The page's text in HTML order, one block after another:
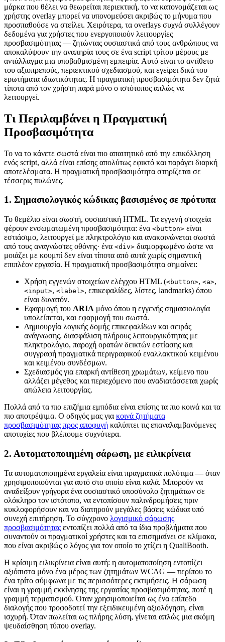
μάρκα που θέλει να θεωρείται περιεκτική, το να κατονομάζεται ως
χρήστης overlay μπορεί να υπονομεύσει ακριβώς το μήνυμα που
προσπαθούσε να στείλει. Χειρότερα, τα overlays συχνά συλλέγουν
δεδομένα για χρήστες που ενεργοποιούν λειτουργίες
προσβασιμότητας — ζητώντας ουσιαστικά από τους ανθρώπους να
αποκαλύψουν την αναπηρία τους σε ένα script τρίτου μέρους με
αντάλλαγμα μια υποβαθμισμένη εμπειρία. Αυτό είναι το αντίθετο
του αξιοπρεπούς, περιεκτικού σχεδιασμού, και εγείρει δικά του
ερωτήματα ιδιωτικότητας. Η πραγματική προσβασιμότητα δεν ζητά
τίποτα από τον χρήστη παρά μόνο ο ιστότοπος απλώς να
λειτουργεί.
Τι Περιλαμβάνει η Πραγματική
Προσβασιμότητα
Το να το κάνετε σωστά είναι πιο απαιτητικό από την επικόλληση
ενός script, αλλά είναι επίσης απολύτως εφικτό και παράγει διαρκή
αποτελέσματα. Η πραγματική προσβασιμότητα στηρίζεται σε
τέσσερις πυλώνες.
1. Σημασιολογικός κώδικας βασισμένος σε πρότυπα
Το θεμέλιο είναι σωστή, ουσιαστική HTML. Τα εγγενή στοιχεία
φέρουν ενσωματωμένη προσβασιμότητα: ένα <button> είναι
εστιάσιμο, λειτουργεί με πληκτρολόγιο και ανακοινώνεται σωστά
από τους αναγνώστες οθόνης· ένα <div> διαμορφωμένο ώστε να
μοιάζει με κουμπί δεν είναι τίποτα από αυτά χωρίς σημαντική
επιπλέον εργασία. Η πραγματική προσβασιμότητα σημαίνει:
Χρήση εγγενών στοιχείων ελέγχου HTML (<button>, <a>,
<input>, <label>, επικεφαλίδες, λίστες, landmarks) όπου
είναι δυνατόν.
Εφαρμογή του ARIA μόνο όπου η εγγενής σημασιολογία
υπολείπεται, και εφαρμογή του σωστά.
Δημιουργία λογικής δομής επικεφαλίδων και σειράς
ανάγνωσης, διασφάλιση πλήρους λειτουργικότητας με
πληκτρολόγιο, παροχή ορατών δεικτών εστίασης και
συγγραφή πραγματικά περιγραφικού εναλλακτικού κειμένου
και κειμένου συνδέσμων.
Σχεδιασμός για επαρκή αντίθεση χρωμάτων, κείμενο που
αλλάζει μέγεθος και περιεχόμενο που αναδιατάσσεται χωρίς
απώλεια λειτουργίας.
Πολλά από τα πιο επιζήμια εμπόδια είναι επίσης τα πιο κοινά και τα
πιο αποτρέψιμα. Ο οδηγός μας για κοινά ζητήματα
προσβασιμότητας προς αποφυγή καλύπτει τις επαναλαμβανόμενες
αποτυχίες που βλέπουμε συχνότερα.
2. Αυτοματοποιημένη σάρωση, με ειλικρίνεια
Τα αυτοματοποιημένα εργαλεία είναι πραγματικά πολύτιμα — όταν
χρησιμοποιούνται για αυτό στο οποίο είναι καλά. Μπορούν να
αναδείξουν γρήγορα ένα ουσιαστικό υποσύνολο ζητημάτων σε
ολόκληρο τον ιστότοπο, να εντοπίσουν παλινδρομήσεις πριν
κυκλοφορήσουν και να διατηρούν μεγάλες βάσεις κώδικα υπό
συνεχή επιτήρηση. Το σύγχρονο λογισμικό σάρωσης
προσβασιμότητας εντοπίζει πολλά από τα ίδια προβλήματα που
συναντούν οι πραγματικοί χρήστες και τα επισημαίνει σε κλίμακα,
που είναι ακριβώς ο λόγος για τον οποίο το χτίζει η QualiBooth.
Η κρίσιμη ειλικρίνεια είναι αυτή: η αυτοματοποίηση εντοπίζει
αξιόπιστα μόνο ένα μέρος των ζητημάτων WCAG — περίπου το
ένα τρίτο σύμφωνα με τις περισσότερες εκτιμήσεις. Η σάρωση
είναι η γραμμή εκκίνησης της εργασίας προσβασιμότητας, ποτέ η
γραμμή τερματισμού. Όταν χρησιμοποιείται ως ένα επίπεδο
διαλογής που τροφοδοτεί την εξειδικευμένη αξιολόγηση, είναι
ισχυρή. Όταν πωλείται ως πλήρης λύση, γίνεται απλώς μια ακόμη
ψευδαίσθηση τύπου overlay.